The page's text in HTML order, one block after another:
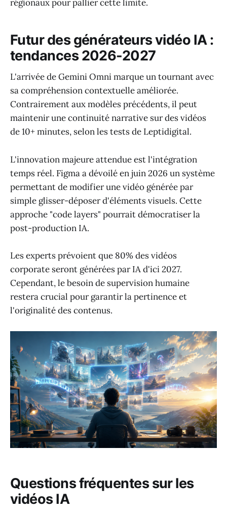
régionaux pour pallier cette limite.
Futur des générateurs vidéo IA :
tendances 2026-2027
L'arrivée de Gemini Omni marque un tournant avec
sa compréhension contextuelle améliorée.
Contrairement aux modèles précédents, il peut
maintenir une continuité narrative sur des vidéos
de 10+ minutes, selon les tests de Leptidigital.
L'innovation majeure attendue est l'intégration
temps réel. Figma a dévoilé en juin 2026 un système
permettant de modifier une vidéo générée par
simple glisser-déposer d'éléments visuels. Cette
approche "code layers" pourrait démocratiser la
post-production IA.
Les experts prévoient que 80% des vidéos
corporate seront générées par IA d'ici 2027.
Cependant, le besoin de supervision humaine
restera crucial pour garantir la pertinence et
l'originalité des contenus.
Questions fréquentes sur les
vidéos IA